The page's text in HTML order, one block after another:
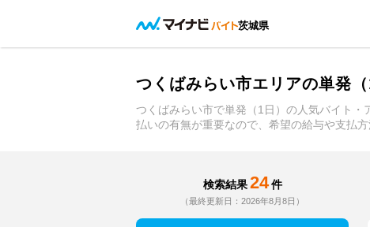
茨城県
つくばみらい市エリアの単発
つくばみらい市で単発（1日）の人気バイト
払いの有無が重要なので、希望の給与や支払
検索結果 24 件
（最終更新日：2026年8月8日）